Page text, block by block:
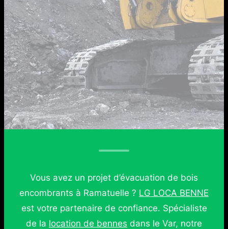
Vous avez un projet d’évacuation de bois
encombrants à Ramatuelle ? LG LOCA BENNE
est votre partenaire de confiance. Spécialiste
de la location de bennes dans le Var, notre